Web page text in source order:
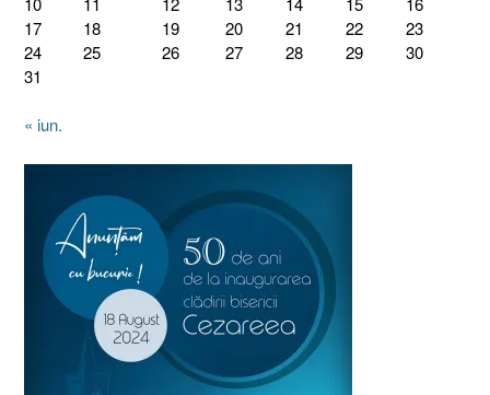
17
18 19 20 21 22
23
24
25 26 27 28 29
30
31
« iun.